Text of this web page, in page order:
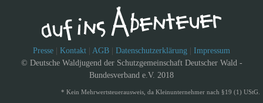
Presse | Kontakt | AGB | Datenschutzerklärung | Impressum
© Deutsche Waldjugend der Schutzgemeinschaft Deutscher Wald -
Bundesverband e.V. 2018
* Kein Mehrwertsteuerausweis, da Kleinunternehmer nach §19 (1) UStG.